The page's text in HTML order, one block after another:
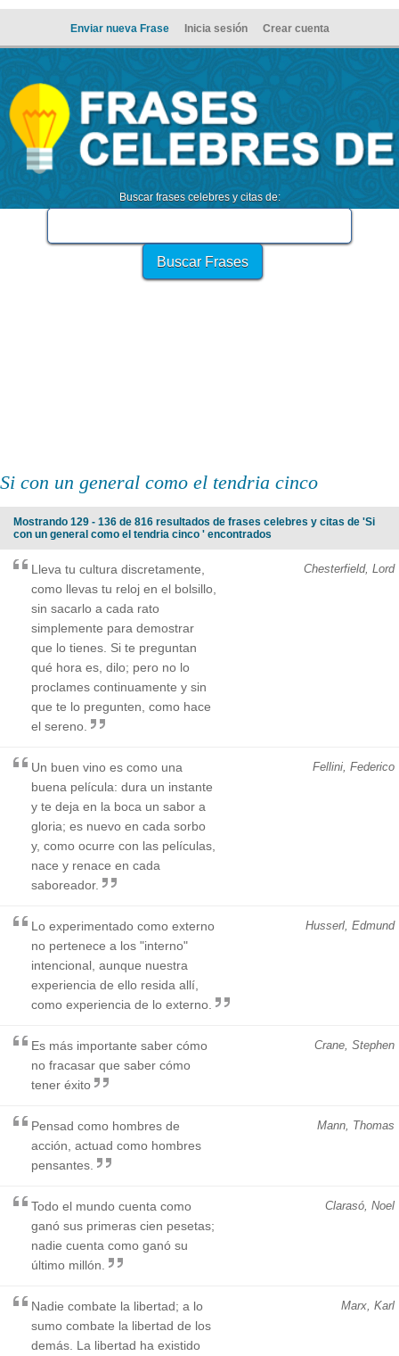
Enviar nueva Frase Inicia sesión Crear cuenta
Buscar frases celebres y citas de:
Si con un general como el tendria cinco
Mostrando 129 - 136 de 816 resultados de frases celebres y citas de 'Si
con un general como el tendria cinco ' encontrados
Chesterfield, Lord
Lleva tu cultura discretamente,
como llevas tu reloj en el bolsillo,
sin sacarlo a cada rato
simplemente para demostrar
que lo tienes. Si te preguntan
qué hora es, dilo; pero no lo
proclames continuamente y sin
que te lo pregunten, como hace
el sereno.
Fellini, Federico
Un buen vino es como una
buena película: dura un instante
y te deja en la boca un sabor a
gloria; es nuevo en cada sorbo
y, como ocurre con las películas,
nace y renace en cada
saboreador.
Husserl, Edmund
Lo experimentado como externo
no pertenece a los "interno"
intencional, aunque nuestra
experiencia de ello resida allí,
como experiencia de lo externo.
Crane, Stephen
Es más importante saber cómo
no fracasar que saber cómo
tener éxito
Mann, Thomas
Pensad como hombres de
acción, actuad como hombres
pensantes.
Clarasó, Noel
Todo el mundo cuenta como
ganó sus primeras cien pesetas;
nadie cuenta como ganó su
último millón.
Marx, Karl
Nadie combate la libertad; a lo
sumo combate la libertad de los
demás. La libertad ha existido